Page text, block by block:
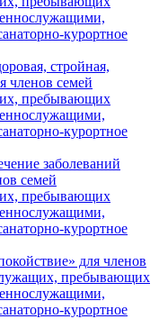
курортное
стройная,
членов семей
пребывающих
курортное
заболеваний
семей
пребывающих
курортное
для членов
пребывающих
курортное